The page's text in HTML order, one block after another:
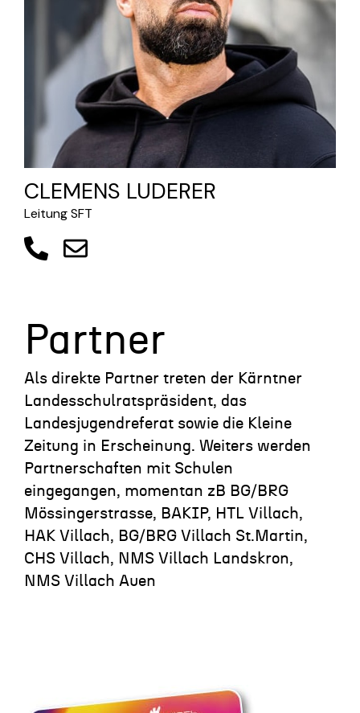
CLEMENS LUDERER
Leitung SFT
Partner
Als direkte Partner treten der Kärntner
Landesschulratspräsident, das
Landesjugendreferat sowie die Kleine
Zeitung in Erscheinung. Weiters werden
Partnerschaften mit Schulen
eingegangen, momentan zB BG/BRG
Mössingerstrasse, BAKIP, HTL Villach,
HAK Villach, BG/BRG Villach St.Martin,
CHS Villach, NMS Villach Landskron,
NMS Villach Auen